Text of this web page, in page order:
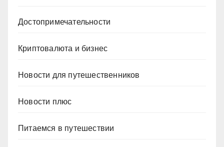
Достопримечательности
Криптовалюта и бизнес
Новости для путешественников
Новости плюс
Питаемся в путешествии